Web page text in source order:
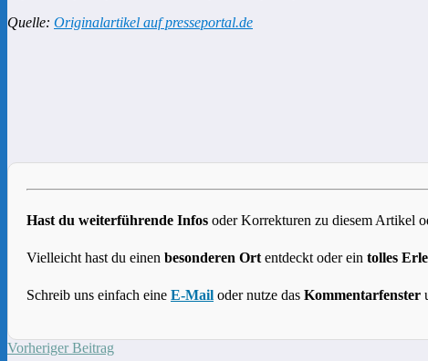
Quelle: Originalartikel auf presseportal.de
Hast du weiterführende Infos oder Korrekturen zu diesem Artikel
Vielleicht hast du einen besonderen Ort entdeckt oder ein tolles
Schreib uns einfach eine E-Mail oder nutze das Kommentarfenster
Vorheriger Beitrag